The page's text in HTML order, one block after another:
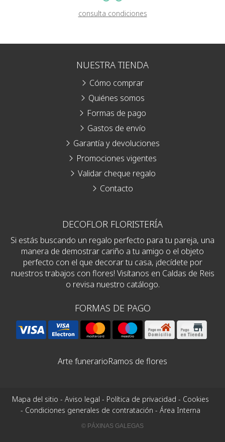
consulta condiciones
DECOFLOR FLORISTERÍA
Si estás buscando un regalo perfecto para tu pareja, una
manera de demostrar cariño a tu amigo o el objeto
perfecto con el que decorar tu casa, ¡decídete por
nuestros trabajos con flores! Visítanos en Caldas de Reis
o revisa nuestro catálogo.
FORMAS DE PAGO
NUESTRA TIENDA
Cómo comprar
Quiénes somos
Formas de pago
Gastos de envío
Garantía y devoluciones
Promociones vigentes
Validar cheque regalo
Contacto
Arte funerarioRamos de flores
Mapa del sitio - Aviso legal - Política de privacidad - Cookies
- Condiciones generales de contratación - Área Interna
© PÁXINAS GALEGAS